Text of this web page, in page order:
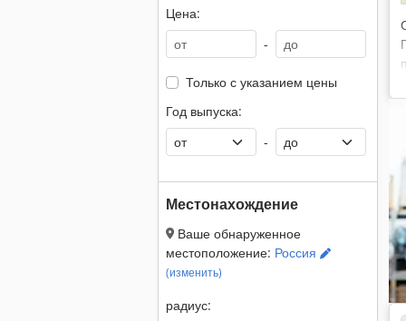
Цена:
-
Только с указанием цены
Год выпуска:
-
Местонахождение
Ваше обнаруженное
местоположение: Россия
(изменить)
радиус: